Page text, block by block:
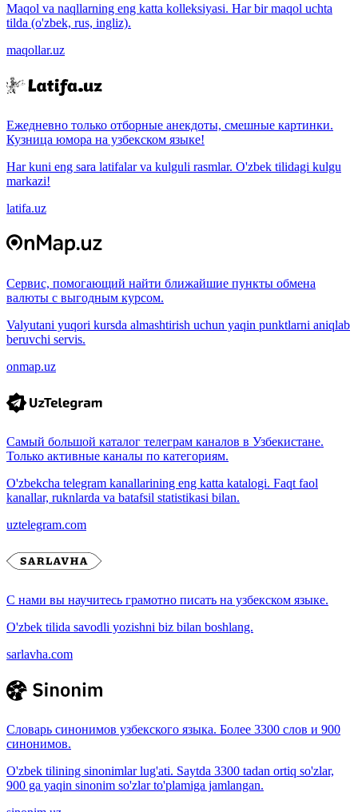
Maqol va naqllarning eng katta kolleksiyasi. Har bir maqol uchta
tilda (o'zbek, rus, ingliz).
maqollar.uz
Ежедневно только отборные анекдоты, смешные картинки.
Кузница юмора на узбекском языке!
Har kuni eng sara latifalar va kulguli rasmlar. O'zbek tilidagi kulgu
markazi!
latifa.uz
Сервис, помогающий найти ближайшие пункты обмена
валюты с выгодным курсом.
Valyutani yuqori kursda almashtirish uchun yaqin punktlarni aniqlab
beruvchi servis.
onmap.uz
Самый большой каталог телеграм каналов в Узбекистане.
Только активные каналы по категориям.
O'zbekcha telegram kanallarining eng katta katalogi. Faqt faol
kanallar, ruknlarda va batafsil statistikasi bilan.
uztelegram.com
С нами вы научитесь грамотно писать на узбекском языке.
O'zbek tilida savodli yozishni biz bilan boshlang.
sarlavha.com
Словарь синонимов узбекского языка. Более 3300 слов и 900
синонимов.
O'zbek tilining sinonimlar lug'ati. Saytda 3300 tadan ortiq so'zlar,
900 ga yaqin sinonim so'zlar to'plamiga jamlangan.